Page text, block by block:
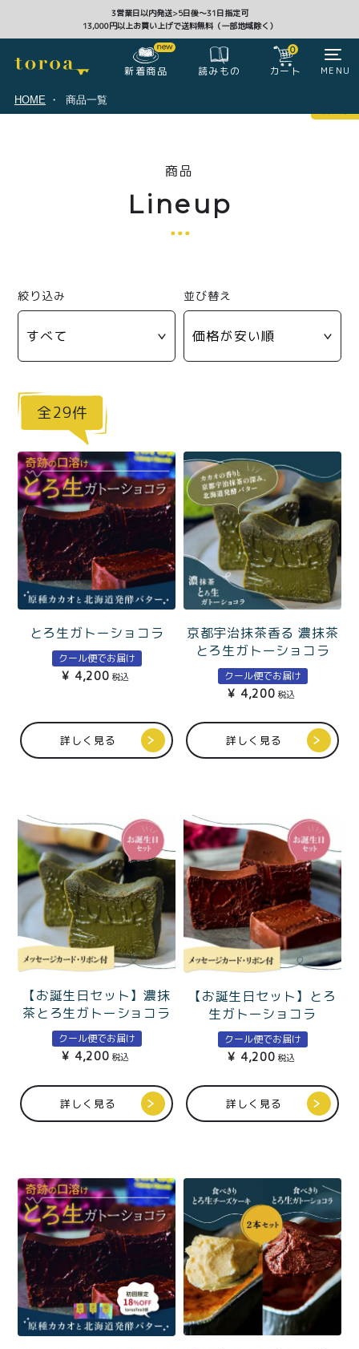
3営業日以内発送>5日後〜31日指定可
13,000円以上お買い上げで送料無料（一部地域除く）
新着商品 読みもの
0
カート MENU
商品一覧
セット
お中元
紅茶toroaTea
焼き菓子
メルマガ会員様限定
toroa夏のアウトレッ
トセール
とろ生チーズケーキ
濃抹茶とろ生ガトーシ
ョコラ
とろ生シュー
クッキー缶
紅茶toroaTeaギフト
お誕生日セット
手さげ袋
季節限定
価格別
¥2,000〜¥3,999
〜¥1,999
TOP
読みもの
会社概要
お問い合わせ
商品
メンバー特典
ご利用ガイド
プライバシーポリシー
HOME 商品一覧
商品
Lineup
絞り込み 並び替え
29
とろ生ガトーショコラ
クール便でお届け
¥ 4,200 税込
詳しく見る
京都宇治抹茶香る 濃抹茶
とろ生ガトーショコラ
クール便でお届け
¥ 4,200 税込
詳しく見る
【お誕生日セット】濃抹
茶とろ生ガトーショコラ
クール便でお届け
¥ 4,200 税込
詳しく見る
【お誕生日セット】とろ
生ガトーショコラ
クール便でお届け
¥ 4,200 税込
詳しく見る